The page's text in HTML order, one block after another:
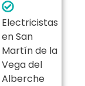
Electricistas
en San
Martín de la
Vega del
Alberche